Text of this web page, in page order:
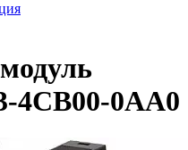
4CB00-0AA0